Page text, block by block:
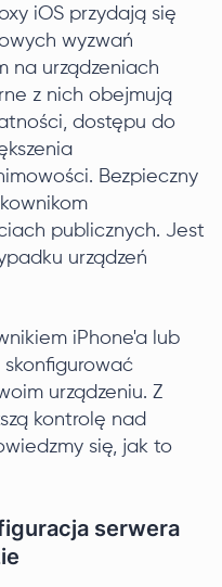
iOS przydają się
wyzwań
na urządzeniach
z nich obejmują
dostępu do
Bezpieczny
publicznych. Jest
urządzeń
iPhone'a lub
skonfigurować
urządzeniu. Z
kontrolę nad
się, jak to
serwera